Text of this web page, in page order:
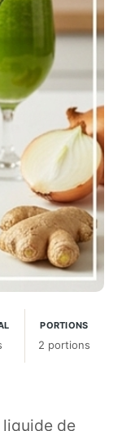
PORTIONS
2 portions
liquide de